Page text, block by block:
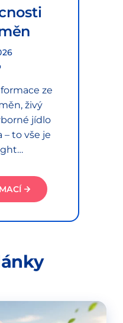
ze
živý
jídlo
– to vše je